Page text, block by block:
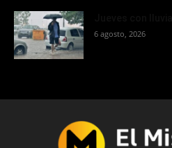
6 agosto, 2026